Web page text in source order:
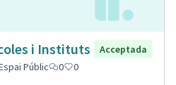
i Instituts
Acceptada
Públic 0 0